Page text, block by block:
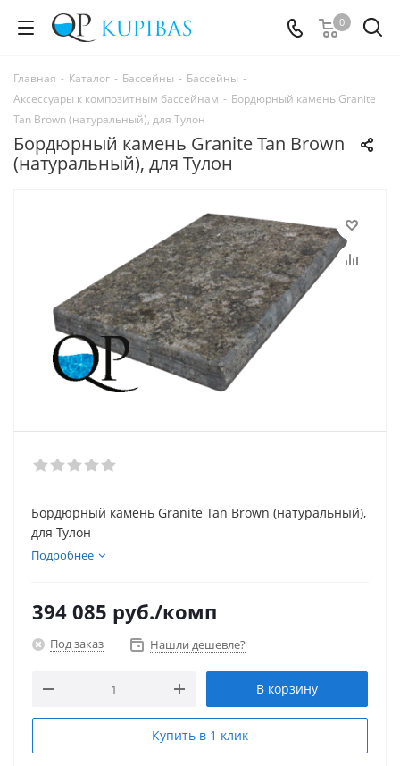
0
Главная - Каталог - Бассейны - Бассейны -
Аксессуары к композитным бассейнам - Бордюрный камень Granite
Tan Brown (натуральный), для Тулон
Бордюрный камень Granite Tan Brown
(натуральный), для Тулон
Бордюрный камень Granite Tan Brown (натуральный),
для Тулон
Подробнее
394 085 руб./комп
Под заказ Нашли дешевле?
В корзину
Купить в 1 клик